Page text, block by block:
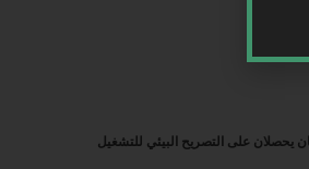
يحصلان على التصريح البيئي للتشغيل